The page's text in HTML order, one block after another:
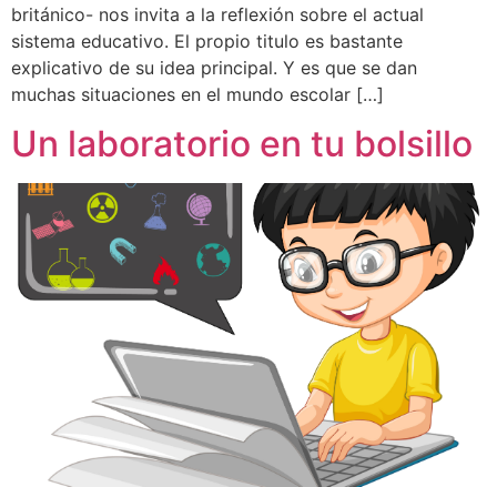
británico- nos invita a la reflexión sobre el actual
sistema educativo. El propio titulo es bastante
explicativo de su idea principal. Y es que se dan
muchas situaciones en el mundo escolar […]
Un laboratorio en tu bolsillo